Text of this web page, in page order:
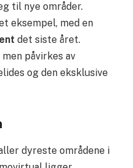
til nye områder.
eksempel, med en
det siste året.
påvirkes av
og den eksklusive
dyreste områdene i